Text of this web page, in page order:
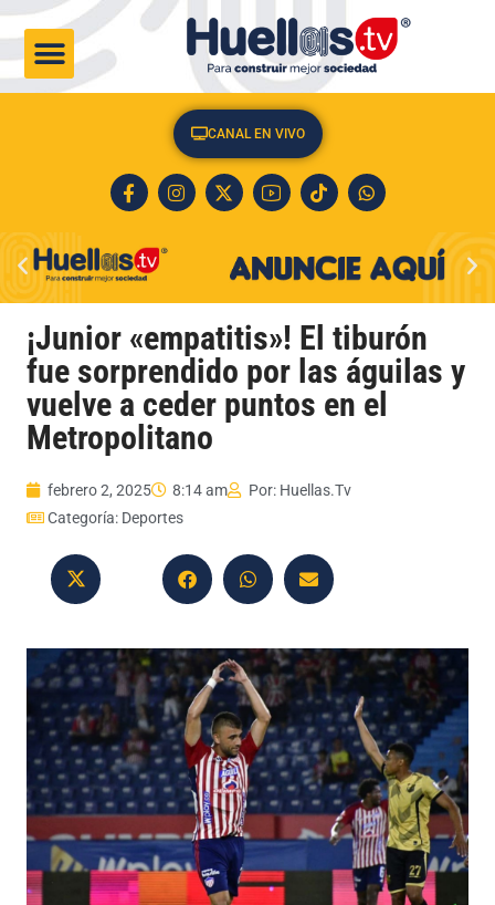
CANAL EN VIVO
¡Junior «empatitis»! El tiburón
fue sorprendido por las águilas y
vuelve a ceder puntos en el
Metropolitano
febrero 2, 2025 8:14 am Por: Huellas.Tv
Categoría: Deportes